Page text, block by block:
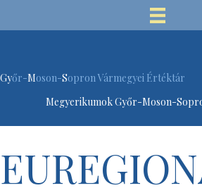
Győr-Moson-Sopron Vármegyei Értéktár
Megyerikumok Győr-Moson-